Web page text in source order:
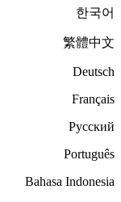
한국어
繁體中文
Deutsch
Français
Русский
Português
Bahasa Indonesia